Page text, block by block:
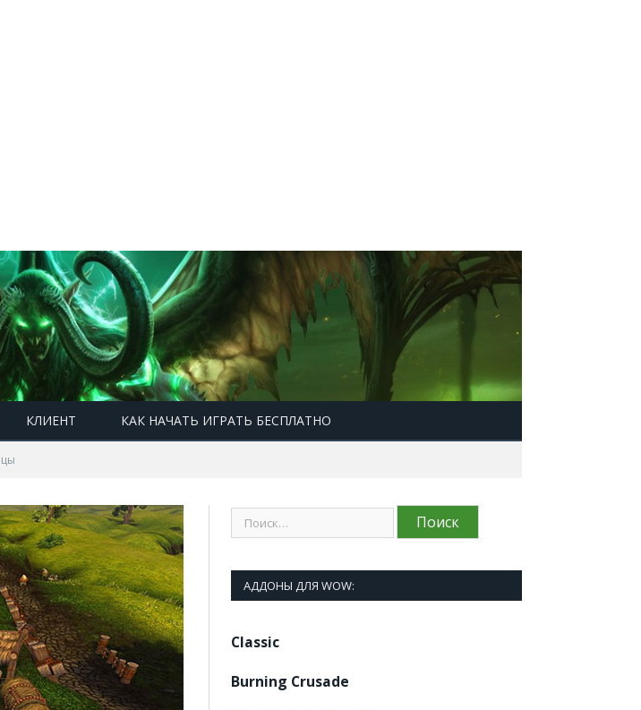
КЛИЕНТ КАК НАЧАТЬ ИГРАТЬ БЕСПЛАТНО
АДДОНЫ ДЛЯ WOW:
Classic
Burning Crusade